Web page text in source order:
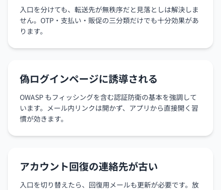
入口を分けても、転送先が無秩序だと見落としは解決しま
せん。OTP・支払い・販促の三分類だけでも十分効果があ
ります。
偽ログインページに誘導される
OWASP もフィッシングを含む認証防衛の基本を強調して
います。メール内リンクは開かず、アプリから直接開く習
慣が効きます。
アカウント回復の連絡先が古い
入口を切り替えたら、回復用メールも更新が必要です。放